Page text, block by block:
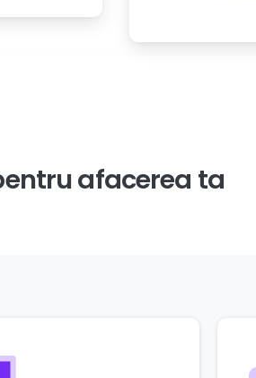
afacerea ta